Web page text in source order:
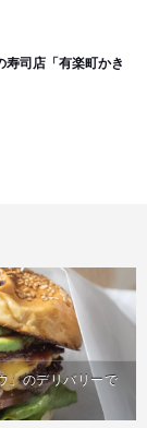
寿司店「有楽町かき
」のデリバリーで